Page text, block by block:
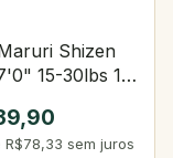
Shizen
15-30lbs 15-
R$78,33 sem juros